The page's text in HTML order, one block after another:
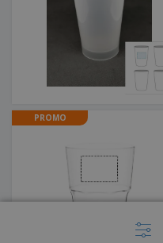
PROMO